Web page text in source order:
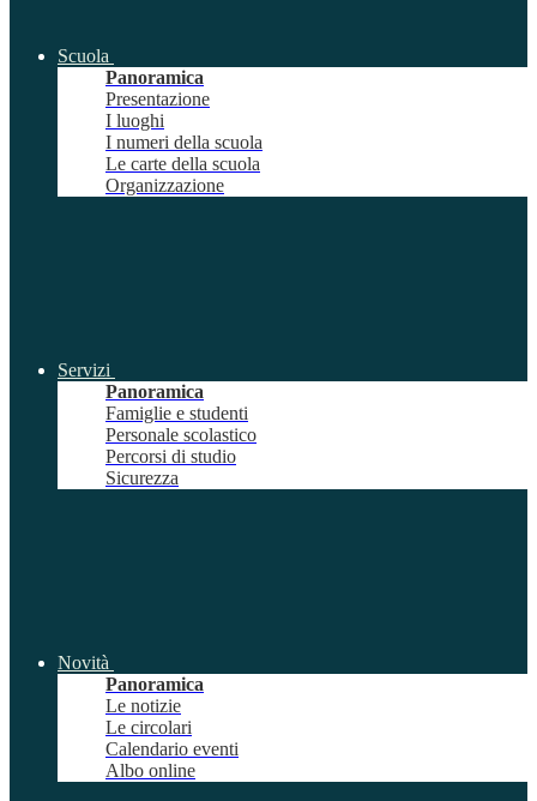
Scuola
Panoramica
Presentazione
I luoghi
I numeri della scuola
Le carte della scuola
Organizzazione
Servizi
Panoramica
Famiglie e studenti
Personale scolastico
Percorsi di studio
Sicurezza
Novità
Panoramica
Le notizie
Le circolari
Calendario eventi
Albo online